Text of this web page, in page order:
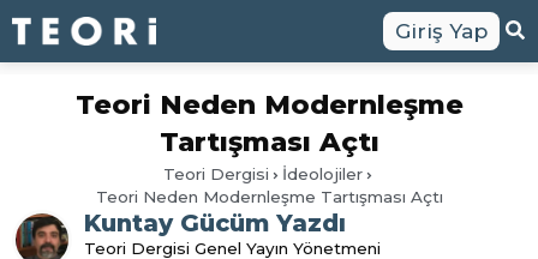
Giriş Yap
Teori Neden Modernleşme
Tartışması Açtı
Teori Dergisi
İdeolojiler
Teori Neden Modernleşme Tartışması Açtı
Kuntay Gücüm Yazdı
Teori Dergisi Genel Yayın Yönetmeni